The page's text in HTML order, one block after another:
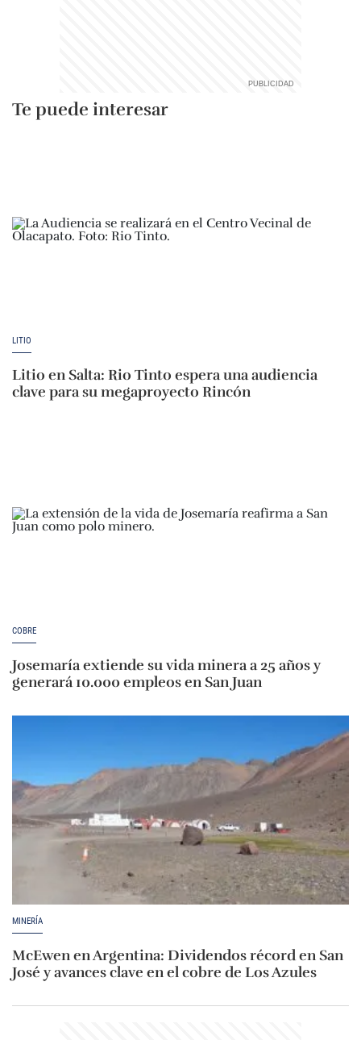
Te puede interesar
LITIO
Litio en Salta: Rio Tinto espera una audiencia
clave para su megaproyecto Rincón
COBRE
Josemaría extiende su vida minera a 25 años y
generará 10.000 empleos en San Juan
MINERÍA
McEwen en Argentina: Dividendos récord en San
José y avances clave en el cobre de Los Azules